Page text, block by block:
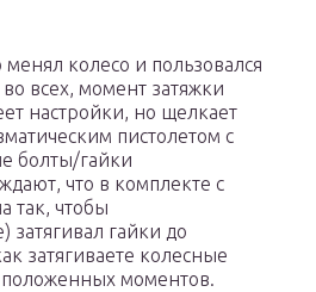
колесо и пользовался
всех, момент затяжки
настройки, но щелкает
пистолетом с
болты/гайки
что в комплекте с
так, чтобы
затягивал гайки до
затягиваете колесные
положенных моментов.